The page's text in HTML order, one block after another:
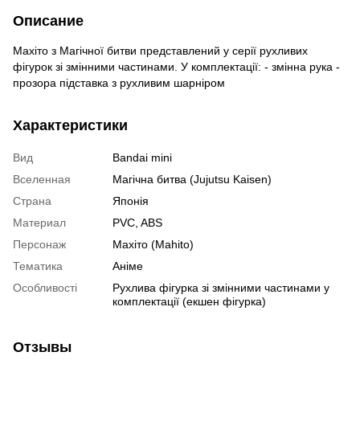
Описание
Махіто з Магічної битви представлений у серії рухливих
фігурок зі змінними частинами. У комплектації: - змінна рука -
прозора підставка з рухливим шарніром
Характеристики
Вид
Bandai mini
Вселенная
Магічна битва (Jujutsu Kaisen)
Страна
Японія
Материал
PVC, ABS
Персонаж
Махіто (Mahito)
Тематика
Аніме
Особливості
Рухлива фігурка зі змінними частинами у
комплектації (екшен фігурка)
Отзывы